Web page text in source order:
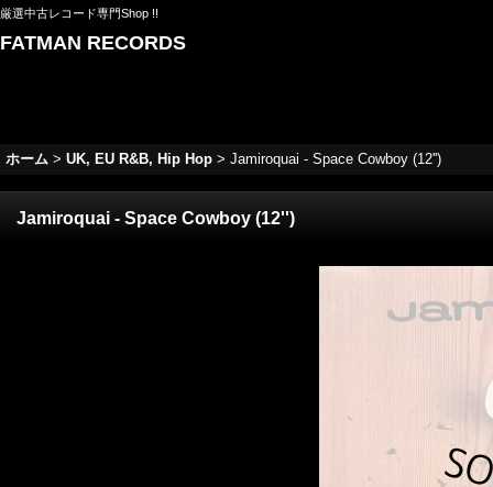
厳選中古レコード専門Shop !!
FATMAN RECORDS
ホーム > UK, EU R&B, Hip Hop > Jamiroquai - Space Cowboy (12'')
Jamiroquai - Space Cowboy (12'')